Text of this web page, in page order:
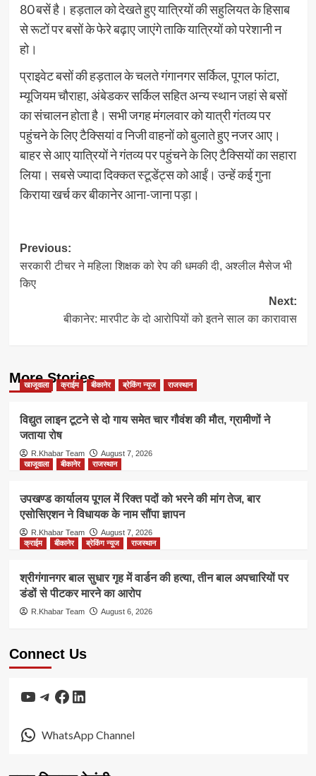
80 बसें है। हड़ताल को देखते हुए यात्रियों की सहुलियत के हिसाब
से रूटों पर बसों के फेरे बढ़ाए जाएंगे ताकि यात्रियों को परेशानी न
हो।
प्राइवेट बसों की हड़ताल के चलते गंगानगर सर्किल, पूगल फांटा,
म्यूजियम चौराहा, अंबेडकर सर्किल सहित अन्य स्थान जहां से बसों
का संचालन होता है। सभी जगह मंगलवार को यात्री गंतव्य पर
पहुंचने के लिए टैक्सियां व निजी वाहनों को बुलाते हुए नजर आए।
बाहर से आए यात्रियों ने गंतव्य पर पहुंचने के लिए टैक्सियों का सहारा
लिया। सबसे ज्यादा दिक्कत स्टूडेंट्स को आईं। उन्हें कई गुना
किराया खर्च कर बीकानेर आना-जाना पड़ा।
Post
navigation
Previous:
सरकारी टीचर ने महिला शिक्षक को रेप की धमकी दी, अश्लील मैसेज भी
किए
Next:
बीकानेर: मारपीट के दो आरोपियों को इतने साल का कारावास
More Stories
खाजूवाला क्राईम बीकानेर ब्रेकिंग न्यूज राजस्थान
विद्युत लाइन टूटने से दो गाय समेत चार गौवंश की मौत, ग्रामीणों ने
जताया रोष
R.Khabar Team
August 7, 2026
खाजूवाला
बीकानेर राजस्थान
उपखण्ड कार्यालय पूगल में रिक्त पदों को भरने की मांग तेज, बार
एसोसिएशन ने विधायक के नाम सौंपा ज्ञापन
R.Khabar Team
August 7, 2026
क्राईम
बीकानेर ब्रेकिंग न्यूज राजस्थान
श्रीगंगानगर बाल सुधार गृह में वार्डन की हत्या, तीन बाल अपचारियों पर
डंडों से पीटकर मारने का आरोप
R.Khabar Team August 6, 2026
Connect Us
YouTube
Telegram
Facebook
LinkedIn
WhatsApp Channel